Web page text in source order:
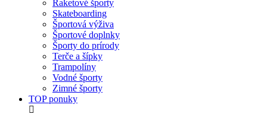
Raketové športy
Skateboarding
Športová výživa
Športové doplnky
Športy do prírody
Terče a šípky
Trampolíny
Vodné športy
Zimné športy
TOP ponuky